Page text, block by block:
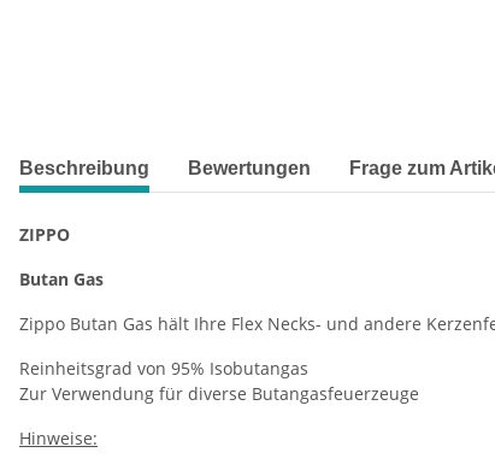
weitere Registerkarten anzeigen
Beschreibung Bewertungen Frage zum
ZIPPO
Butan Gas
Zippo Butan Gas hält Ihre Flex Necks- und andere
Reinheitsgrad von 95% Isobutangas
Zur Verwendung für diverse Butangasfeuerzeuge
Hinweise: